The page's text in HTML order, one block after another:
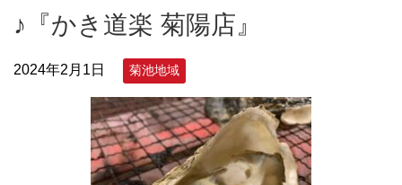
♪『かき道楽 菊陽店』
2024年2月1日 菊池地域